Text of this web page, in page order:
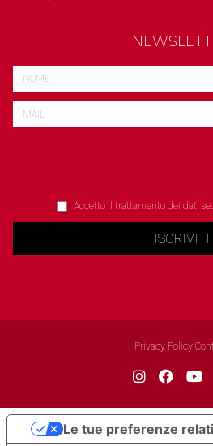
Accetto il trattamento dei dati
ISCRIVITI
Privacy Policy
Le tue preferenze